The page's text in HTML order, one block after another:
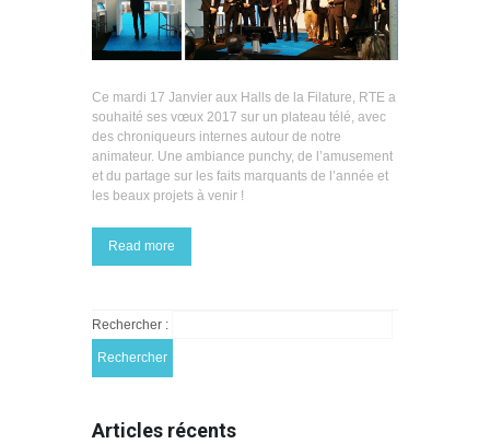
Ce mardi 17 Janvier aux Halls de la Filature, RTE a
souhaité ses vœux 2017 sur un plateau télé, avec
des chroniqueurs internes autour de notre
animateur. Une ambiance punchy, de l’amusement
et du partage sur les faits marquants de l’année et
les beaux projets à venir !
Read more
Rechercher :
Articles récents